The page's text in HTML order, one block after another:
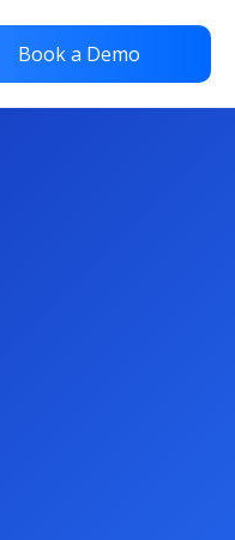
Book a Demo